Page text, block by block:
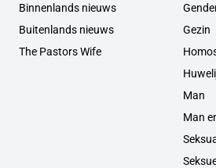
Binnenlands nieuws
Buitenlands nieuws
The Pastors Wife
Gezin
Man
Man